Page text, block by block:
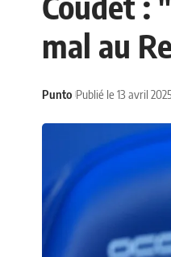
mal au
Punto Publié le 13 avril